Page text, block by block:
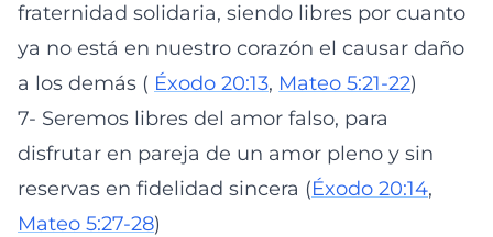
fraternidad solidaria, siendo libres por cuanto
ya no está en nuestro corazón el causar daño
a los demás ( Éxodo 20:13, Mateo 5:21-22)
7- Seremos libres del amor falso, para
disfrutar en pareja de un amor pleno y sin
reservas en fidelidad sincera (Éxodo 20:14,
Mateo 5:27-28)